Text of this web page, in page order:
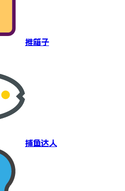
推箱子
捕鱼达人